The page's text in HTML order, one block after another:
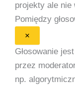
projekty ale nie
Pomiędzy
×
Głosowanie
przez
np.